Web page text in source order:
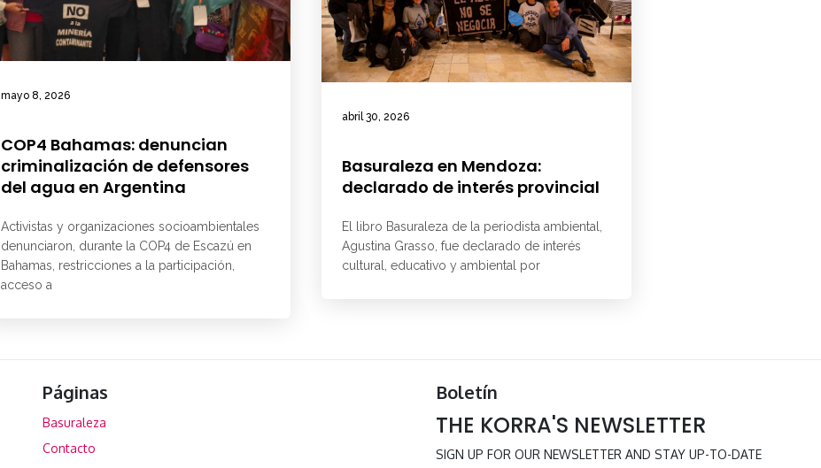
mayo 8, 2026
COP4 Bahamas: denuncian
criminalización de defensores
del agua en Argentina
Activistas y organizaciones socioambientales
denunciaron, durante la COP4 de Escazú en
Bahamas, restricciones a la participación,
acceso a
abril 30, 2026
Basuraleza en Mendoza:
declarado de interés provincial
El libro Basuraleza de la periodista ambiental,
Agustina Grasso, fue declarado de interés
cultural, educativo y ambiental por
Páginas
Basuraleza
Contacto
Boletín
THE KORRA'S NEWSLETTER
SIGN UP FOR OUR NEWSLETTER AND STAY UP-TO-DATE